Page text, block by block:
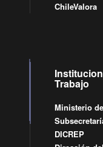
ChileValora
Trabajo
Ministerio
DICREP